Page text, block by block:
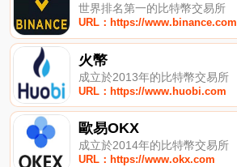
世界排名第一的比特幣交易所
URL：https://www.binance.com
火幣
成立於2013年的比特幣交易所
URL：https://www.huobi.com
歐易OKX
成立於2014年的比特幣交易所
URL：https://www.okx.com